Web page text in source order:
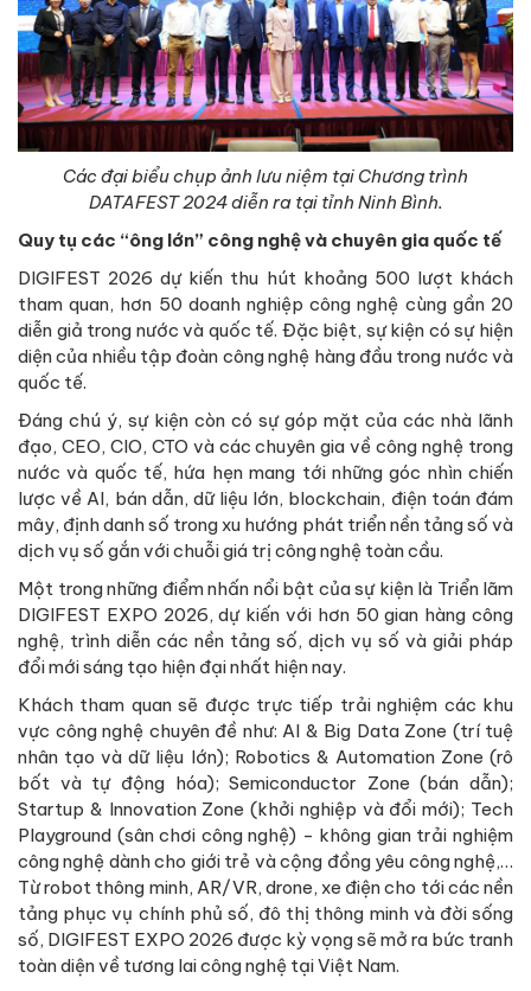
Các đại biểu chụp ảnh lưu niệm tại Chương trình
DATAFEST 2024 diễn ra tại tỉnh Ninh Bình.
Quy tụ các “ông lớn” công nghệ và chuyên gia quốc tế
DIGIFEST 2026 dự kiến thu hút khoảng 500 lượt khách
tham quan, hơn 50 doanh nghiệp công nghệ cùng gần 20
diễn giả trong nước và quốc tế. Đặc biệt, sự kiện có sự hiện
diện của nhiều tập đoàn công nghệ hàng đầu trong nước và
quốc tế.
Đáng chú ý, sự kiện còn có sự góp mặt của các nhà lãnh
đạo, CEO, CIO, CTO và các chuyên gia về công nghệ trong
nước và quốc tế, hứa hẹn mang tới những góc nhìn chiến
lược về AI, bán dẫn, dữ liệu lớn, blockchain, điện toán đám
mây, định danh số trong xu hướng phát triển nền tảng số và
dịch vụ số gắn với chuỗi giá trị công nghệ toàn cầu.
Một trong những điểm nhấn nổi bật của sự kiện là Triển lãm
DIGIFEST EXPO 2026, dự kiến với hơn 50 gian hàng công
nghệ, trình diễn các nền tảng số, dịch vụ số và giải pháp
đổi mới sáng tạo hiện đại nhất hiện nay.
Khách tham quan sẽ được trực tiếp trải nghiệm các khu
vực công nghệ chuyên đề như: AI & Big Data Zone (trí tuệ
nhân tạo và dữ liệu lớn); Robotics & Automation Zone (rô
bốt và tự động hóa); Semiconductor Zone (bán dẫn);
Startup & Innovation Zone (khởi nghiệp và đổi mới); Tech
Playground (sân chơi công nghệ) - không gian trải nghiệm
công nghệ dành cho giới trẻ và cộng đồng yêu công nghệ,…
Từ robot thông minh, AR/VR, drone, xe điện cho tới các nền
tảng phục vụ chính phủ số, đô thị thông minh và đời sống
số, DIGIFEST EXPO 2026 được kỳ vọng sẽ mở ra bức tranh
toàn diện về tương lai công nghệ tại Việt Nam.